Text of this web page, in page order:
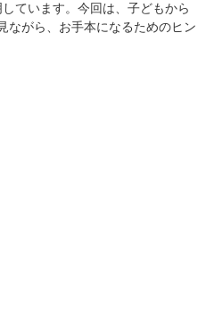
ています。今回は、子どもから
ながら、お手本になるためのヒン